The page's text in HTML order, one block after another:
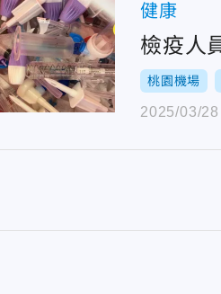
健康
檢疫人
桃園機場
2025/03/28